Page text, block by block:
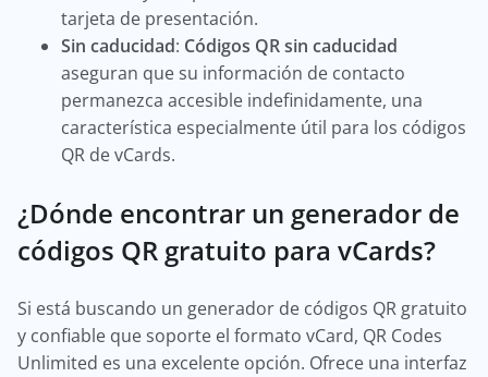
tarjeta de presentación.
Sin caducidad: Códigos QR sin caducidad
aseguran que su información de contacto
permanezca accesible indefinidamente, una
característica especialmente útil para los códigos
QR de vCards.
¿Dónde encontrar un generador de
códigos QR gratuito para vCards?
Si está buscando un generador de códigos QR gratuito
y confiable que soporte el formato vCard, QR Codes
Unlimited es una excelente opción. Ofrece una interfaz